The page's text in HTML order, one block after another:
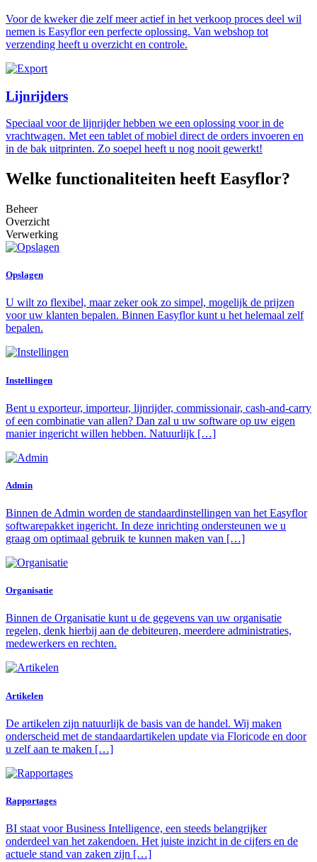
Voor de kweker die zelf meer actief in het verkoop proces deel wil
nemen is Easyflor een perfecte oplossing. Van webshop tot
verzending heeft u overzicht en controle.
Lijnrijders
Speciaal voor de lijnrijder hebben we een oplossing voor in de
vrachtwagen. Met een tablet of mobiel direct de orders invoeren en
in de bak uitprinten. Zo soepel heeft u nog nooit gewerkt!
Welke functionaliteiten heeft Easyflor?
Beheer
Overzicht
Verwerking
Opslagen
U wilt zo flexibel, maar zeker ook zo simpel, mogelijk de prijzen
voor uw klanten bepalen. Binnen Easyflor kunt u het helemaal zelf
bepalen.
Instellingen
Bent u exporteur, importeur, lijnrijder, commissionair, cash-and-carry
of een combinatie van allen? Dan zal u uw software op uw eigen
manier ingericht willen hebben. Natuurlijk […]
Admin
Binnen de Admin worden de standaardinstellingen van het Easyflor
softwarepakket ingericht. In deze inrichting ondersteunen we u
graag om optimaal gebruik te kunnen maken van […]
Organisatie
Binnen de Organisatie kunt u de gegevens van uw organisatie
regelen, denk hierbij aan de debiteuren, meerdere administraties,
medewerkers en rechten.
Artikelen
De artikelen zijn natuurlijk de basis van de handel. Wij maken
onderscheid met de standaardartikelen update via Floricode en door
u zelf aan te maken […]
Rapportages
BI staat voor Business Intelligence, een steeds belangrijker
onderdeel van het zakendoen. Het juiste inzicht in de cijfers en de
actuele stand van zaken zijn […]